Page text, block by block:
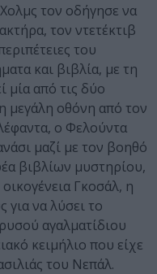
τον οδήγησε να
τον ντετέκτιβ
του
και βιβλία, με τη
μία από τις δύο
μεγάλη οθόνη από τον
ο Φελούντα
μαζί με τον βοηθό
βιβλίων μυστηρίου,
Γκοσάλ, η
να λύσει το
αγαλματίδιου
κειμήλιο που είχε
του Νεπάλ.